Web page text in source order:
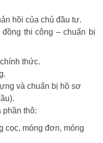
hồi của chủ đầu tư.
thi công – chuẩn bị
thức.
và chuẩn bị hồ sơ
phần thô:
cọc, móng đơn, móng